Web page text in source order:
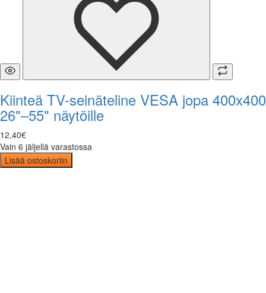
Kiinteä TV-seinäteline VESA jopa 400x400
26"–55" näytöille
12,40€
Vain 6 jäljellä varastossa
Lisää ostoskoriin